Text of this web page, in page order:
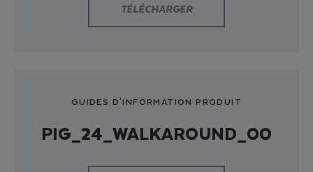
TÉLÉCHARGER
GUIDES D'INFORMATION PRODUIT
PIG_24_WALKAROUND_00